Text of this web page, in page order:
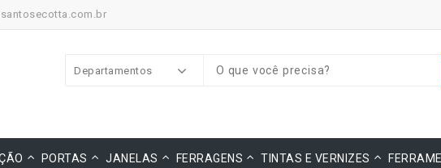
Departamentos
PORTAS JANELAS FERRAGENS TINTAS E VERNIZES